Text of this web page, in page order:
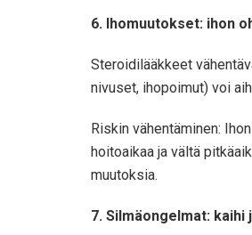
6. Ihomuutokset: ihon
Steroidilääkkeet
nivuset, ihopoimut) voi
Riskin vähentäminen:
hoitoaikaa ja vältä
muutoksia.
7. Silmäongelmat: